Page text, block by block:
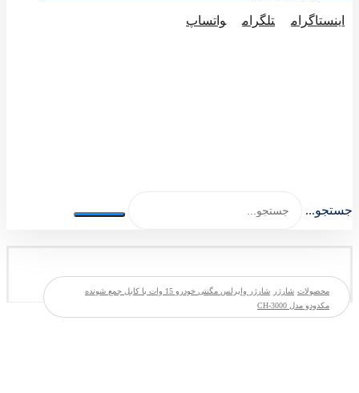
اینستاگرام تلگرام
واتساپ
جستجو...
محصولات شارژر
شارژر وایرلس مگنتی خودرو 15 وات با کابل جمع شونده
مکدودو مدل CH-3000